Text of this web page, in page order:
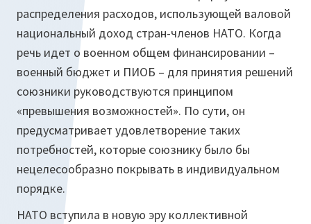
распределения расходов, использующей валовой
национальный доход стран-членов НАТО. Когда
речь идет о военном общем финансировании –
военный бюджет и ПИОБ – для принятия решений
союзники руководствуются принципом
«превышения возможностей». По сути, он
предусматривает удовлетворение таких
потребностей, которые союзнику было бы
нецелесообразно покрывать в индивидуальном
порядке.
НАТО вступила в новую эру коллективной